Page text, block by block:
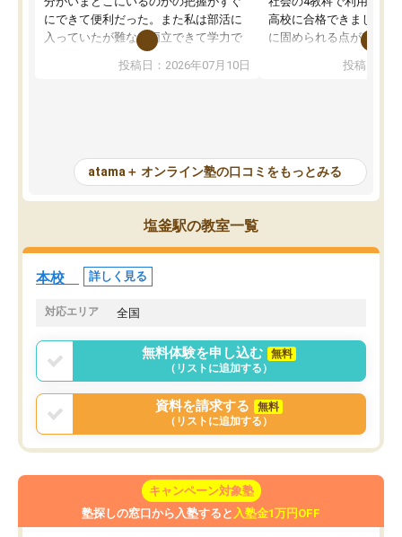
にできて便利だった。また私は部活に
入っていたが難なく両立できて学力で
も部活でも結果を残すことができてよ
かった。また問題演習の際に、自分が
が、自分で自分の管理ができない人に
とっては難しい部分もあるのではない
かと思った。
投稿日：2026年07月10日
高校に合格できました。
に固められる点が魅力で
項目のおかげで、手軽
元数が可視化されるので
しながら意欲的に取り組
常に効果を実感している
すめできる塾です。
投稿日：
atama＋ オンライン塾の口コミをもっとみる
塩釜駅の教室一覧
本校 詳しく見る
対応エリア 全国
無料体験を申し込む
無料
（リストに追加する）
資料を請求する
無料
（リストに追加する）
キャンペーン対象塾
塾探しの窓口から入塾すると 入塾金1万円OFF